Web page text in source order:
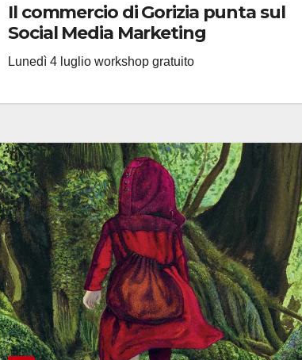
Il commercio di Gorizia punta sul
Social Media Marketing
Lunedì 4 luglio workshop gratuito